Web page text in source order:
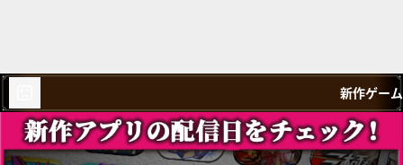
新作ゲーム